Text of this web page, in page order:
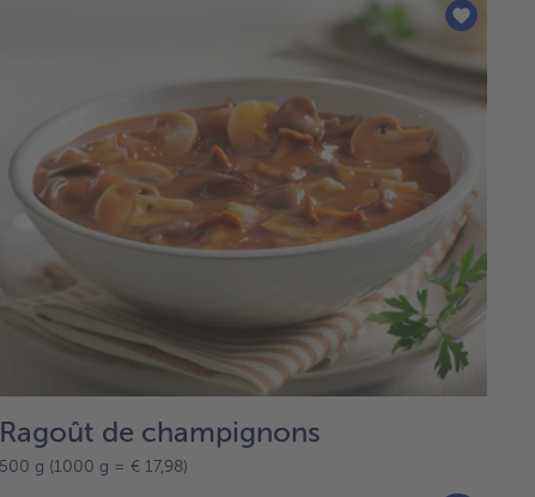
Ragoût de champignons
500 g (1000 g = € 17,98)